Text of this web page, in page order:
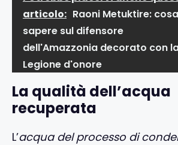
articolo: Raoni Metuktire: cosa
sapere sul difensore
dell'Amazzonia decorato con
Legione d'onore
La qualità dell’acqua
recuperata
L’acqua del processo di